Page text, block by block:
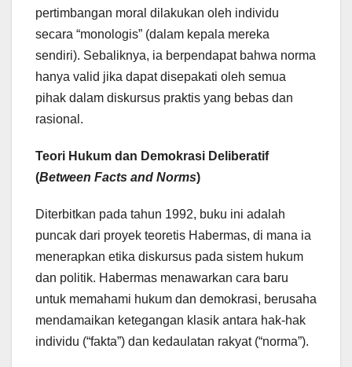
pertimbangan moral dilakukan oleh individu
secara “monologis” (dalam kepala mereka
sendiri). Sebaliknya, ia berpendapat bahwa norma
hanya valid jika dapat disepakati oleh semua
pihak dalam diskursus praktis yang bebas dan
rasional.
Teori Hukum dan Demokrasi Deliberatif
(Between Facts and Norms)
Diterbitkan pada tahun 1992, buku ini adalah
puncak dari proyek teoretis Habermas, di mana ia
menerapkan etika diskursus pada sistem hukum
dan politik. Habermas menawarkan cara baru
untuk memahami hukum dan demokrasi, berusaha
mendamaikan ketegangan klasik antara hak-hak
individu (“fakta”) dan kedaulatan rakyat (“norma”).